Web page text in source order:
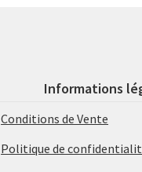
Informations
Conditions de Vente
Politique de